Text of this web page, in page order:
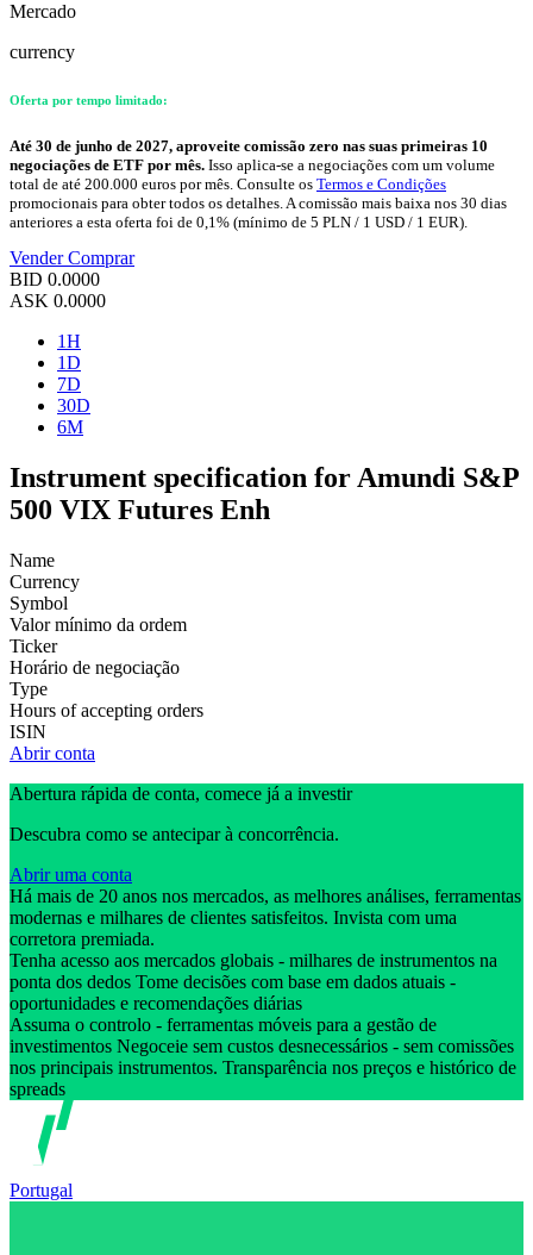
Mercado
currency
Oferta por tempo limitado:
Até 30 de junho de 2027, aproveite comissão zero nas suas primeiras 10
negociações de ETF por mês. Isso aplica-se a negociações com um volume
total de até 200.000 euros por mês. Consulte os Termos e Condições
promocionais para obter todos os detalhes. A comissão mais baixa nos 30 dias
anteriores a esta oferta foi de 0,1% (mínimo de 5 PLN / 1 USD / 1 EUR).
VenderComprar
BID 0.0000
ASK 0.0000
1H
1D
7D
30D
6M
Instrument specification for Amundi S&P
500 VIX Futures Enh
Name
Currency
Symbol
Valor mínimo da ordem
Ticker
Horário de negociação
Type
Hours of accepting orders
ISIN
Abrir conta
Abertura rápida de conta, comece já a investir
Descubra como se antecipar à concorrência.
Abrir uma conta
Há mais de 20 anos nos mercados, as melhores análises, ferramentas
modernas e milhares de clientes satisfeitos. Invista com uma
corretora premiada.
Tenha acesso aos mercados globais - milhares de instrumentos na
ponta dos dedos Tome decisões com base em dados atuais -
oportunidades e recomendações diárias
Assuma o controlo - ferramentas móveis para a gestão de
investimentos Negoceie sem custos desnecessários - sem comissões
nos principais instrumentos. Transparência nos preços e histórico de
spreads
Portugal